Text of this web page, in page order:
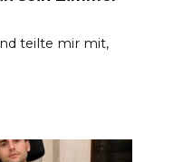
teilte mir mit,